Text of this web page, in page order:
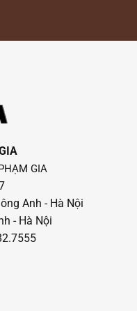
GIA
Anh - Hà Nội
- Hà Nội